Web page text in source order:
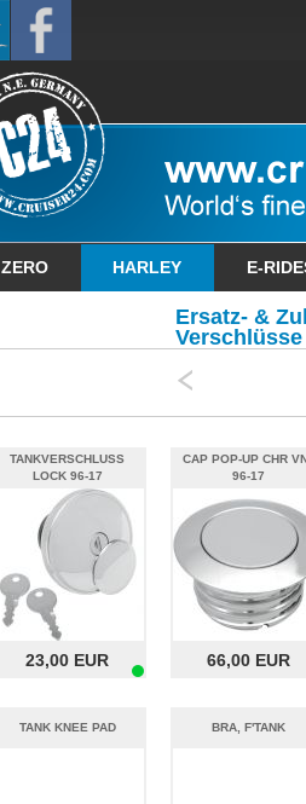
ZERO HARLEY E-
Ersatz- &
Verschlüsse
TANKVERSCHLUSS
LOCK 96-17
23,00 EUR
CAP POP-UP CHR
96-17
66,00 EUR
TANK KNEE PAD BRA, F'TANK